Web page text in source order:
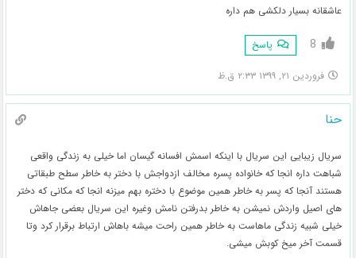
عاشقانه بسیار دلکشی هم داره
8 پاسخ
فروردین ۲۱, ۱۳۹۹ ۲:۳۳ ق.ظ
حنا
سریال زیبایی این سریال با اینکه اسمش افسانه گیسان اما خیلی به زندگی واقعی
شباهت داره انجا که خانواده پسره مخالف ازدواجش با دختر به خاطر سطح طبقاتی
هستند آنجا که پسر به خاطر همین موضوع با دختره بهم میزنه انجا که مکانی که دختر
های اصیل واردش نمیشن به خاطر بدرفتن نامش وغیره این سریال بعضی جاهاش
خیلی شبیه زندگی ماهاست به خاطر همین راحت میشه باهاش ارتباط برقرار کرد وتا
قسمت آخر میخ کوبش میشی.